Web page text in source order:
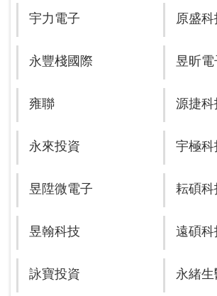
宇力電子 原盛科
永豐棧國際 昱昕電
雍聯 源捷科
永來投資 宇極科
昱陞微電子 耘碩科
昱翰科技 遠碩科
詠寶投資 永緒